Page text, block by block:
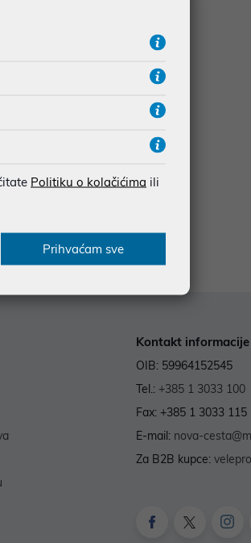
Kontakt informacije
OIB: 59964152545
Tel.: +385 1 3033 100
Fax: +385 1 3033 115
E-mail: nova-
Za B2B kupce:
Politiku o kolačićima ili
Prihvaćam sve